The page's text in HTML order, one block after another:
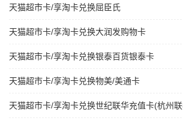
天猫超市卡/享淘卡兑换屈臣氏
天猫超市卡/享淘卡兑换大润发购物卡
天猫超市卡/享淘卡兑换银泰百货银泰卡
天猫超市卡/享淘卡兑换物美/美通卡
天猫超市卡/享淘卡兑换世纪联华充值卡(杭州